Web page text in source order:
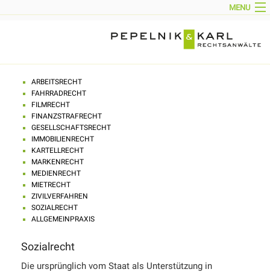
MENU
KONTAKT
IMPRESSUM
DOWNLOADS
ARBEITSRECHT
FAHRRADRECHT
FILMRECHT
FINANZSTRAFRECHT
GESELLSCHAFTSRECHT
IMMOBILIENRECHT
KARTELLRECHT
MARKENRECHT
MEDIENRECHT
MIETRECHT
ZIVILVERFAHREN
SOZIALRECHT
ALLGEMEINPRAXIS
Sozialrecht
Die ursprünglich vom Staat als Unterstützung in